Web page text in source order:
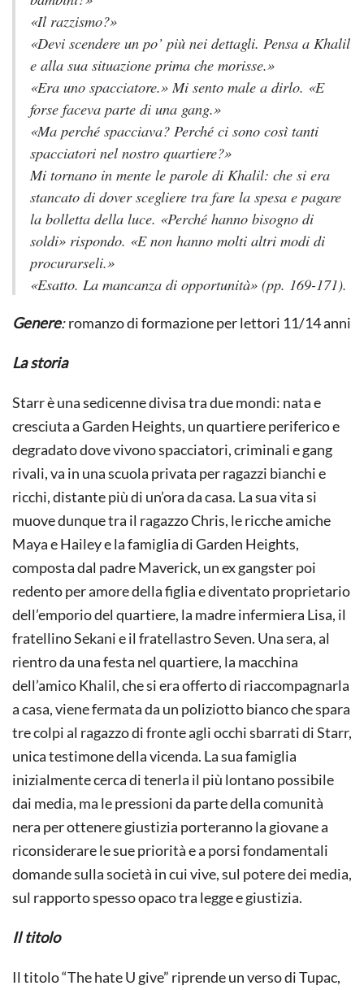
«Il razzismo?»
«Devi scendere un po’ più nei dettagli. Pensa a Khalil
e alla sua situazione prima che morisse.»
«Era uno spacciatore.» Mi sento male a dirlo. «E
forse faceva parte di una gang.»
«Ma perché spacciava? Perché ci sono così tanti
spacciatori nel nostro quartiere?»
Mi tornano in mente le parole di Khalil: che si era
stancato di dover scegliere tra fare la spesa e pagare
la bolletta della luce. «Perché hanno bisogno di
soldi» rispondo. «E non hanno molti altri modi di
procurarseli.»
«Esatto. La mancanza di opportunità» (pp. 169-171).
Genere:romanzo di formazione per lettori 11/14 anni
La storia
Starr è una sedicenne divisa tra due mondi: nata e
cresciuta a Garden Heights, un quartiere periferico e
degradato dove vivono spacciatori, criminali e gang
rivali, va in una scuola privata per ragazzi bianchi e
ricchi, distante più di un’ora da casa. La sua vita si
muove dunque tra il ragazzo Chris, le ricche amiche
Maya e Hailey e la famiglia di Garden Heights,
composta dal padre Maverick, un ex gangster poi
redento per amore della figlia e diventato proprietario
dell’emporio del quartiere, la madre infermiera Lisa, il
fratellino Sekani e il fratellastro Seven. Una sera, al
rientro da una festa nel quartiere, la macchina
dell’amico Khalil, che si era offerto di riaccompagnarla
a casa, viene fermata da un poliziotto bianco che spara
tre colpi al ragazzo di fronte agli occhi sbarrati di Starr,
unica testimone della vicenda. La sua famiglia
inizialmente cerca di tenerla il più lontano possibile
dai media, ma le pressioni da parte della comunità
nera per ottenere giustizia porteranno la giovane a
riconsiderare le sue priorità e a porsi fondamentali
domande sulla società in cui vive, sul potere dei media,
sul rapporto spesso opaco tra legge e giustizia.
Il titolo
Il titolo “The hate U give” riprende un verso di Tupac,